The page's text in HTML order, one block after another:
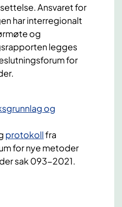
Ansvaret for
har interregionalt
og
legges
for
og
protokollfra
for nye metoder
sak 093-2021.